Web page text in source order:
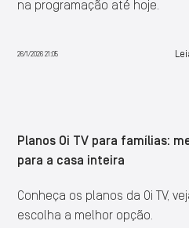
na programação até hoje.
26/1/2026 21:05
Planos Oi TV para famílias:
para a casa inteira
Conheça os planos da Oi TV,
escolha a melhor opção.